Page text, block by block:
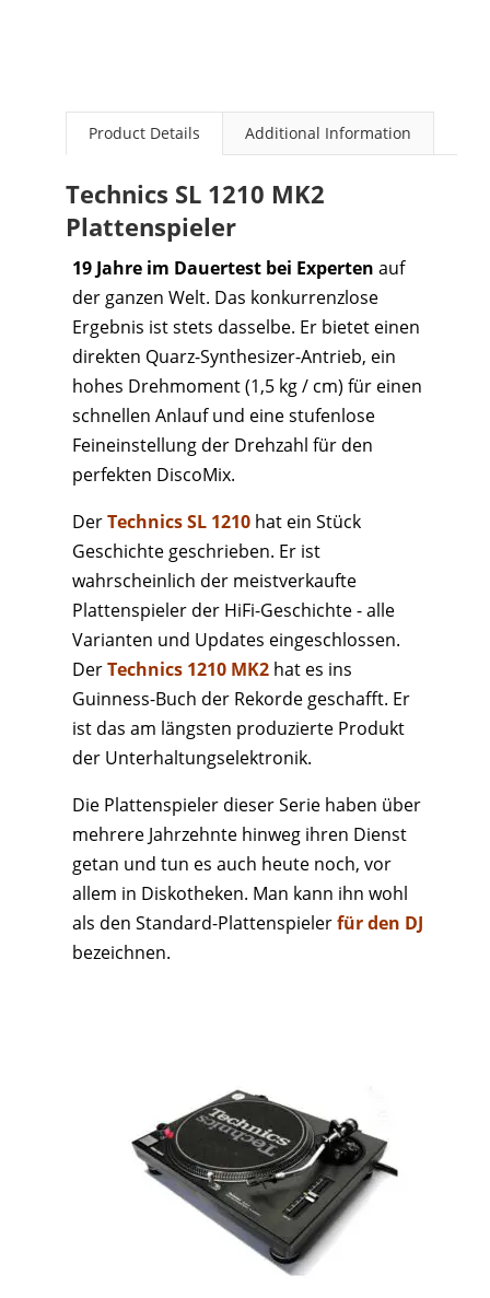
Product Details Additional Information
Technics SL 1210 MK2
Plattenspieler
19 Jahre im Dauertest bei Experten auf
der ganzen Welt. Das konkurrenzlose
Ergebnis ist stets dasselbe. Er bietet einen
direkten Quarz-Synthesizer-Antrieb, ein
hohes Drehmoment (1,5 kg / cm) für einen
schnellen Anlauf und eine stufenlose
Feineinstellung der Drehzahl für den
perfekten DiscoMix.
DerTechnics SL 1210hat ein Stück
Geschichte geschrieben. Er ist
wahrscheinlich der meistverkaufte
Plattenspieler der HiFi-Geschichte - alle
Varianten und Updates eingeschlossen.
DerTechnics 1210 MK2hat es ins
Guinness-Buch der Rekorde geschafft. Er
ist das am längsten produzierte Produkt
der Unterhaltungselektronik.
Die Plattenspieler dieser Serie haben über
mehrere Jahrzehnte hinweg ihren Dienst
getan und tun es auch heute noch, vor
allem in Diskotheken. Man kann ihn wohl
als den Standard-Plattenspielerfür den DJ
bezeichnen.